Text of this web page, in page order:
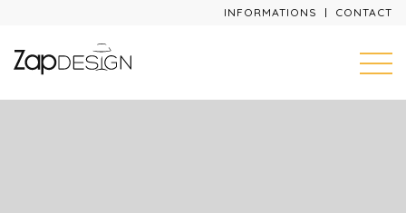
INFORMATIONS CONTACT